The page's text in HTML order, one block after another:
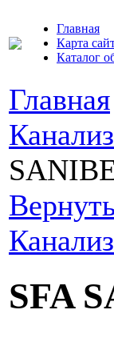
Главная
Карта
Каталог
Главная
SFA